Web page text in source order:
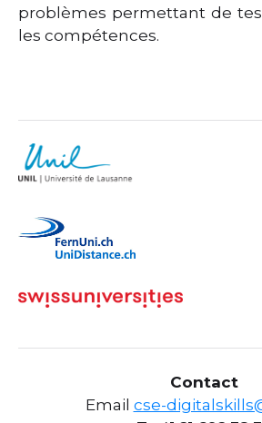
problèmes permettant de
les compétences.
Contact
Email cse-